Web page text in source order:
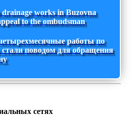
works in Buzovna
to the ombudsman
работы по
стали поводом для обращения
сетях